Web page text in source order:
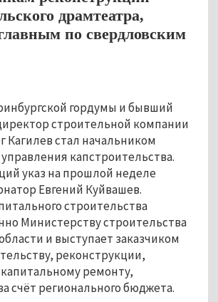
драмтеатра,
по свердловским
гордумы и бывший
строительной компании
Кагилев стал начальником
капстроительства.
указ на прошлой неделе
Евгений Куйвашев.
строительства
Министерству строительства
и выступает заказчиком
реконструкции,
ремонту,
счёт регионального бюджета.